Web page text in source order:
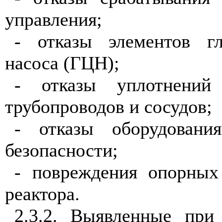
управления;
- отказы элементов
насоса (ГЦН);
- отказы уплотнений
трубопроводов и сосудов;
- отказы
безопасности;
- повреждения
реактора.
2.3.2. Выявленные при